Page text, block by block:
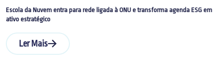
Escola da Nuvem entra para rede ligada à ONU e transforma agenda ESG em
ativo estratégico
Ler Mais